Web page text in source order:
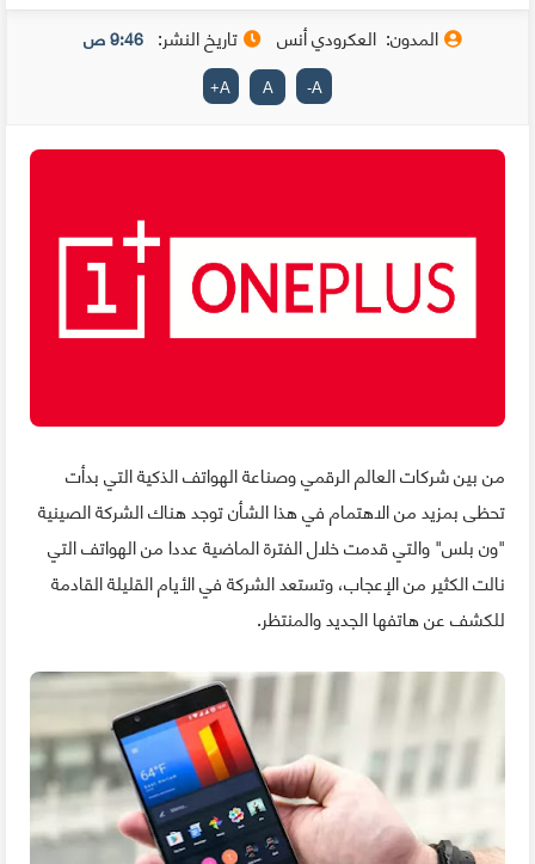
المدون: العكرودي أنس تاريخ النشر: 9:46 ص
A
-
A
A
+
من بين شركات العالم الرقمي وصناعة الهواتف الذكية التي بدأت
تحظى بمزيد من الاهتمام في هذا الشأن توجد هناك الشركة الصينية
"ون بلس" والتي قدمت خلال الفترة الماضية عددا من الهواتف التي
نالت الكثير من الإعجاب، وتستعد الشركة في الأيام القليلة القادمة
للكشف عن هاتفها الجديد والمنتظر.